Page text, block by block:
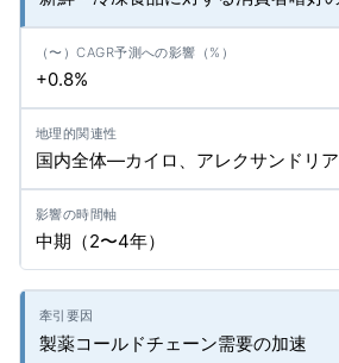
+0.8%
国内全体—カイロ、アレクサンドリ
中期（2〜4年）
製薬コールドチェーン需要の加速